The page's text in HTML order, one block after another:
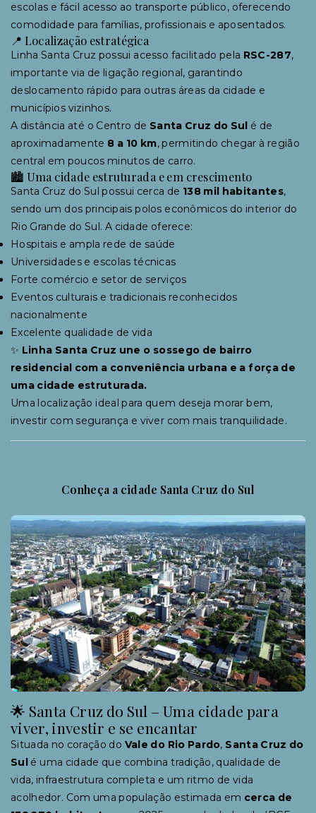
escolas e fácil acesso ao transporte público, oferecendo
comodidade para famílias, profissionais e aposentados.
📍 Localização estratégica
Linha Santa Cruz possui acesso facilitado pela RSC-287,
importante via de ligação regional, garantindo
deslocamento rápido para outras áreas da cidade e
municípios vizinhos.
A distância até o Centro de Santa Cruz do Sul é de
aproximadamente 8 a 10 km, permitindo chegar à região
central em poucos minutos de carro.
🏙 Uma cidade estruturada e em crescimento
Santa Cruz do Sul possui cerca de 138 mil habitantes,
sendo um dos principais polos econômicos do interior do
Rio Grande do Sul. A cidade oferece:
Hospitais e ampla rede de saúde
Universidades e escolas técnicas
Forte comércio e setor de serviços
Eventos culturais e tradicionais reconhecidos
nacionalmente
Excelente qualidade de vida
✨ Linha Santa Cruz une o sossego de bairro
residencial com a conveniência urbana e a força de
uma cidade estruturada.
Uma localização ideal para quem deseja morar bem,
investir com segurança e viver com mais tranquilidade.
Conheça a cidade Santa Cruz do Sul
🌟 Santa Cruz do Sul – Uma cidade para
viver, investir e se encantar
Situada no coração do Vale do Rio Pardo, Santa Cruz do
Sulé uma cidade que combina tradição, qualidade de
vida, infraestrutura completa e um ritmo de vida
acolhedor. Com uma população estimada em cerca de